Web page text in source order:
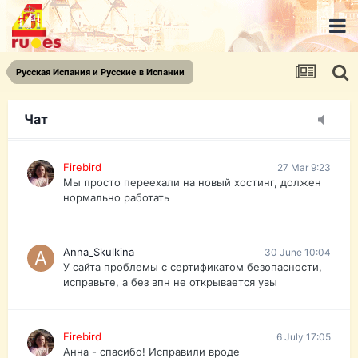
Русская Испания и Русские в Испании
Чат
urist.dokument@gmail.com
https://pasport-ua.com/
Телеграмм @uristpassua
Firebird
Друзья - из России без VPN сайт и форум
Firebird 27 Mar 9:23
Мы просто переехали на новый хостинг, должен
нормально работать
Anna_Skulkina 30 June 10:04
У сайта проблемы с сертификатом безопасности,
исправьте, а без впн не открывается увы
Firebird 6 July 17:05
Анна - спасибо! Исправили вроде